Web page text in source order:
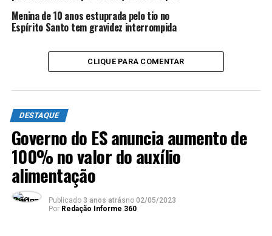
madrugada da última sexta-feira (14), quando a menina
deu entrada em um hospital de Ecoporanga com lesões
no corpo e crises convulsivas. Inicialmente, a mãe da
criança relatou que ela havia caído de bicicleta.
Por causa do quadro de saúde, a menina foi transferida
para tratamento no hospital de Barra de São Francisco.
Lá, a equipe médica verificou que a criança havia sido
espancada e estuprada.
A polícia foi chamada e a mãe, então, confessou que o
marido dela havia agredido a menina.
A mulher contou que no dia da agressão o homem pediu
para a menina buscar uma gaiola com um pássaro no
Menina de 10 anos estuprada pelo tio no
Espírito Santo tem gravidez interrompida
CLIQUE PARA COMENTAR
DESTAQUE
Governo do ES anuncia aumento de
100% no valor do auxílio
alimentação
Publicado 3 anos atrásno 02/05/2023
Por Redação Informe 360